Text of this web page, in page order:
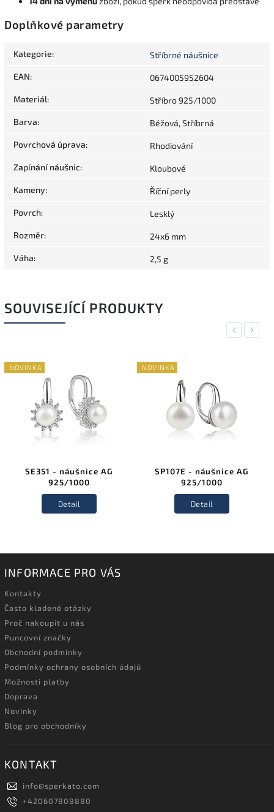
Doplňkové parametry
Kategorie: Stříbrné náušnice
EAN: 0674005952604
Materiál: Stříbro 925/1000
Barva: Béžová, Stříbrná
Povrchová úprava: Rhodiování
Zapínání náušnic: Kloubové
Kameny: Říční perly
Povrch: Lesklý
Rozměr: 24x6 mm
Váha: 2,5 g
SOUVISEJÍCÍ PRODUKTY
Previous
NOVINKA
SE351 - náušnice AG
925/1000
Detail
NOVINKA
SP107E - náušnice AG
925/1000
Detail
Next
INFORMACE PRO VÁS
Kontakty
Často kladené otázky
Proč nakoupit u nás
Puncovní značky
Obchodní podmínky
Podmínky ochrany osobních údajů
Možnosti platby
Doprava
Novinky
Blog pro obchodníky
KONTAKT
info@sperkato.com
+420607808880